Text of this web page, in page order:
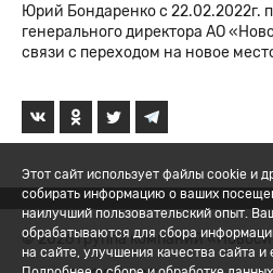
Юрий Бондаренко с 22.02.2022г.
генерального директора АО
связи с переходом на новое
© 2026 Группа компаний
Этот сайт использует файлы cookie и
собирать информацию о ваших
наилучший пользовательский опыт.
обрабатываются для сбора
на сайте, улучшения качества сайта и